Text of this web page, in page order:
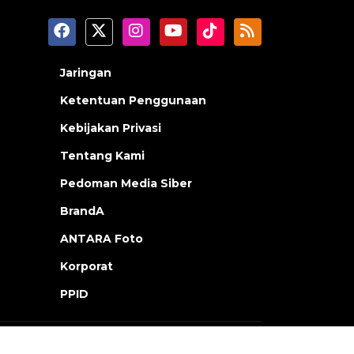
Jaringan
Ketentuan Penggunaan
Kebijakan Privasi
Tentang Kami
Pedoman Media Siber
BrandA
ANTARA Foto
Korporat
PPID